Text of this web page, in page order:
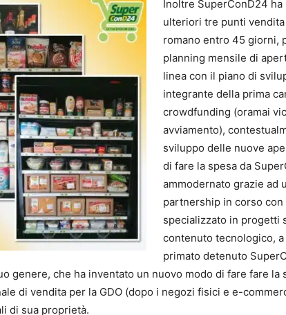
Inoltre SuperConD24
ulteriori tre punti
romano entro 45 giorni,
planning mensile di
linea con il piano di
integrante della prima
crowdfunding (oramai
avviamento),
sviluppo delle nuove
di fare la spesa da
ammodernato grazie ad
partnership in corso con
specializzato in progetti
contenuto tecnologico,
primato detenuto
genere, che ha inventato un nuovo modo di fare fare la
di vendita per la GDO (dopo i negozi fisici e e-
di sua proprietà.